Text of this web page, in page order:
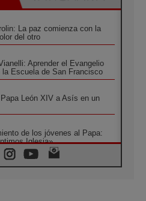
La paz comienza con la
del otro
Aprender el Evangelio
la Escuela de San Francisco
Papa León XIV a Asís en un
de los jóvenes al Papa:
Iglesia»
los coloquios en Roma en